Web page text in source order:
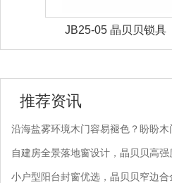
JB25-02 晶贝贝锁具
推荐资讯
沿海盐雾环境木门容易褪色？盼盼
自建房全景落地窗设计，晶贝贝高
小户型阳台封窗优选，晶贝贝窄边